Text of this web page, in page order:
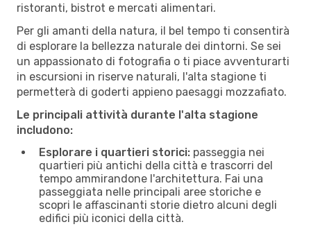
ristoranti, bistrot e mercati alimentari.
Per gli amanti della natura, il bel tempo ti consentirà
di esplorare la bellezza naturale dei dintorni. Se sei
un appassionato di fotografia o ti piace avventurarti
in escursioni in riserve naturali, l'alta stagione ti
permetterà di goderti appieno paesaggi mozzafiato.
Le principali attività durante l'alta stagione
includono:
Esplorare i quartieri storici: passeggia nei
quartieri più antichi della città e trascorri del
tempo ammirandone l'architettura. Fai una
passeggiata nelle principali aree storiche e
scopri le affascinanti storie dietro alcuni degli
edifici più iconici della città.